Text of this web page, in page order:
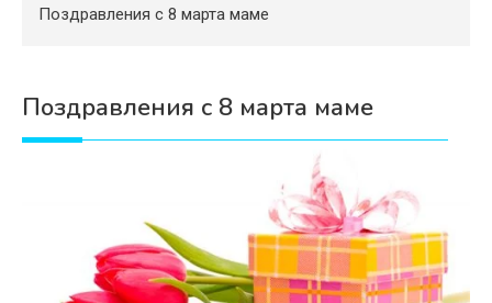
Психология
Свадьба
Дом
Красота
Поздравления с 8 марта маме
Поздравления с 8 марта маме